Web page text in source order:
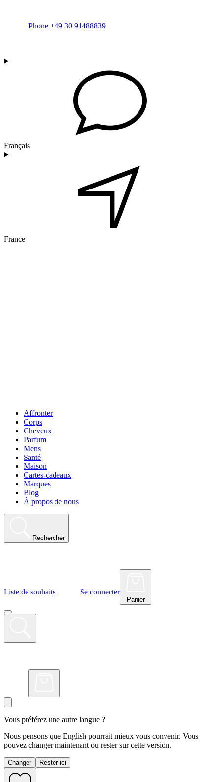
Phone +49 30 91488839
Français
France
Affronter
Corps
Cheveux
Parfum
Mens
Santé
Maison
Cartes-cadeaux
Marques
Blog
À propos de nous
Rechercher
Liste de souhaits Se connecter
Panier
Vous préférez une autre langue ?
Nous pensons que English pourrait mieux vous convenir. Vous
pouvez changer maintenant ou rester sur cette version.
Changer Rester ici